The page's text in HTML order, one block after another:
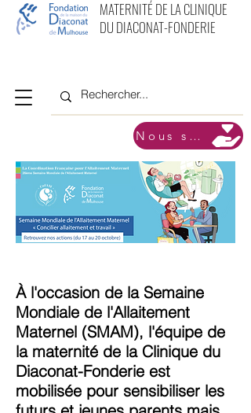
MATERNITÉ DE LA CLINIQUE
DU DIACONAT-FONDERIE
Nous soutenir
À l'occasion de la Semaine
Mondiale de l'Allaitement
Maternel (SMAM), l'équipe de
la maternité de la Clinique du
Diaconat-Fonderie est
mobilisée pour sensibiliser les